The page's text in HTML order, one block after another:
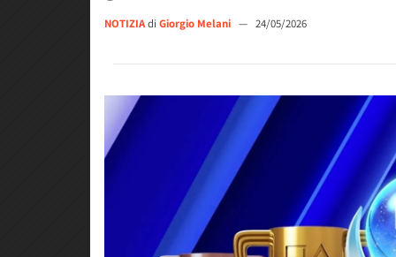
NOTIZIAdi Giorgio Melani — 24/05/2026